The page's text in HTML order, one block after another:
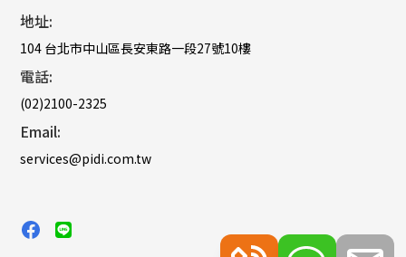
地址:
104 台北市中山區長安東路一段27號10樓
電話:
(02)2100-2325
Email:
services@pidi.com.tw